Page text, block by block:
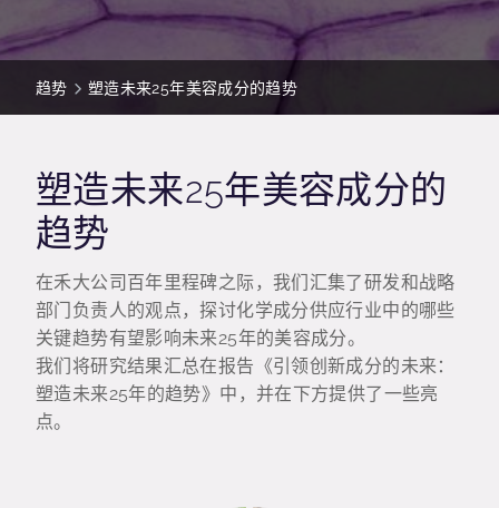
趋势 塑造未来25年美容成分的趋势
塑造未来25年美容成分的
趋势
在禾大公司百年里程碑之际，我们汇集了研发和战略
部门负责人的观点，探讨化学成分供应行业中的哪些
关键趋势有望影响未来25年的美容成分。
我们将研究结果汇总在报告《引领创新成分的未来：
塑造未来25年的趋势》中，并在下方提供了一些亮
点。